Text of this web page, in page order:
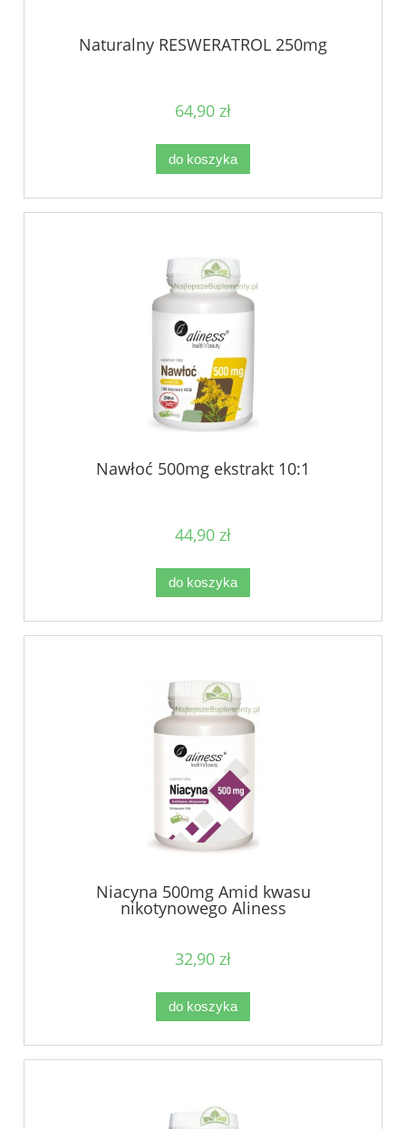
Naturalny RESWERATROL 250mg
64,90 zł
do koszyka
Nawłoć 500mg ekstrakt 10:1
44,90 zł
do koszyka
Niacyna 500mg Amid kwasu
nikotynowego Aliness
32,90 zł
do koszyka